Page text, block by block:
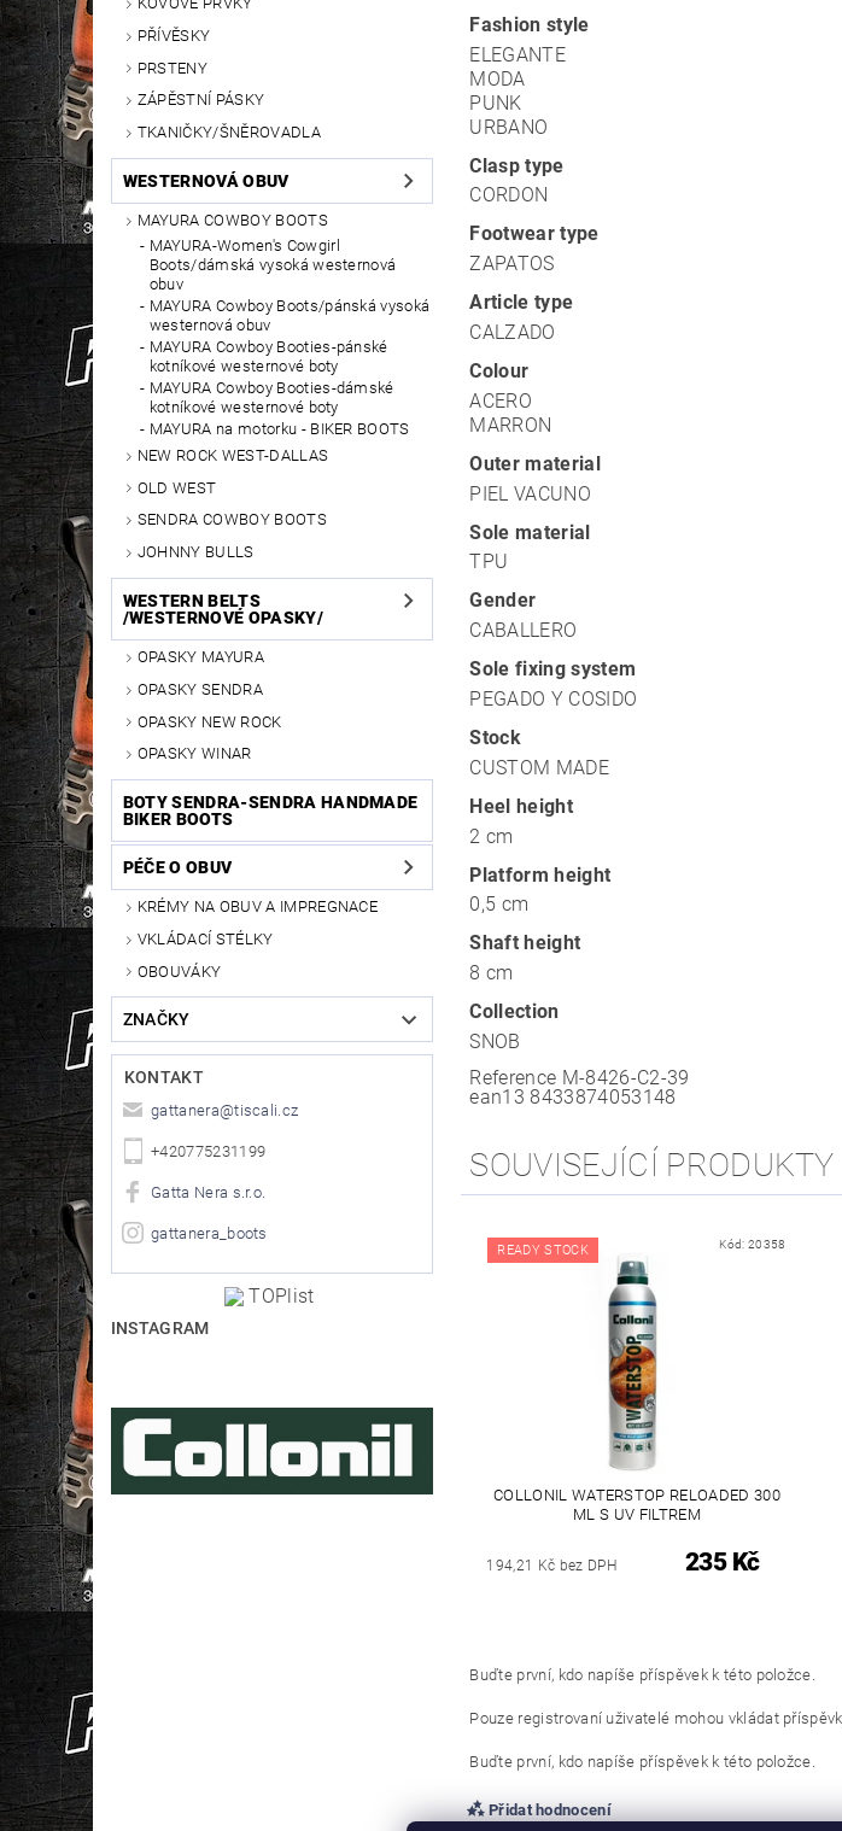
PŘÍVĚSKY
PRSTENY
ZÁPĚSTNÍ PÁSKY
TKANIČKY/ŠNĚROVADLA
WESTERNOVÁ OBUV
MAYURA COWBOY BOOTS
MAYURA-Women's Cowgirl
Boots/dámská vysoká westernová
obuv
MAYURA Cowboy Boots/pánská vysoká
westernová obuv
MAYURA Cowboy Booties-pánské
kotníkové westernové boty
MAYURA Cowboy Booties-dámské
kotníkové westernové boty
MAYURA na motorku - BIKER BOOTS
NEW ROCK WEST-DALLAS
OLD WEST
SENDRA COWBOY BOOTS
JOHNNY BULLS
WESTERN BELTS
/WESTERNOVÉ OPASKY/
OPASKY MAYURA
OPASKY SENDRA
OPASKY NEW ROCK
OPASKY WINAR
BOTY SENDRA-SENDRA HANDMADE
BIKER BOOTS
PÉČE O OBUV
KRÉMY NA OBUV A IMPREGNACE
VKLÁDACÍ STÉLKY
OBOUVÁKY
ZNAČKY
KONTAKT
gattanera@tiscali.cz
+420775231199
Gatta Nera s.r.o.
gattanera_boots
INSTAGRAM
Fashion style
ELEGANTE
MODA
PUNK
URBANO
Clasp type
CORDON
Footwear type
ZAPATOS
Article type
CALZADO
Colour
ACERO
MARRON
Outer material
PIEL VACUNO
Sole material
TPU
Gender
CABALLERO
Sole fixing system
PEGADO Y COSIDO
Stock
CUSTOM MADE
Heel height
2 cm
Platform height
0,5 cm
Shaft height
8 cm
Collection
SNOB
Reference M-8426-C2-39
ean13 8433874053148
SOUVISEJÍCÍ PRODUKTY
READY STOCK Kód: 20358
COLLONIL WATERSTOP RELOADED 300
ML S UV FILTREM
194,21 Kč bez DPH 235 Kč
Buďte první, kdo napíše příspěvek k této položce.
Pouze registrovaní uživatelé mohou vkládat
Buďte první, kdo napíše příspěvek k této položce.
Přidat hodnocení